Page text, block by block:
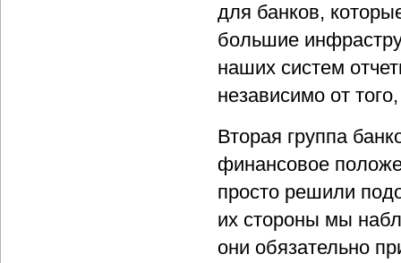
для банков,
большие
наших систем
независимо от
Вторая группа
финансовое
просто решили
их стороны мы
они обязательно